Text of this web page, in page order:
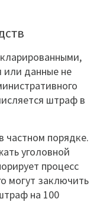
или данные не
штраф в
частном порядке.
уголовной
процесс
могут заключить
на 100